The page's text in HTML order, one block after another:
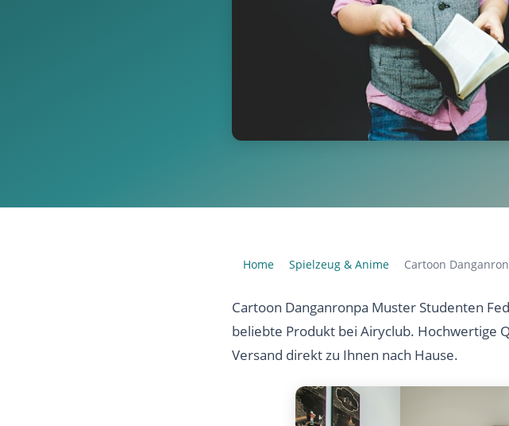
Home Spielzeug & Anime Cartoon
Cartoon Danganronpa Muster Studenten
beliebte Produkt bei Airyclub. Hochwertige
Versand direkt zu Ihnen nach Hause.